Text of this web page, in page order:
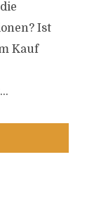
Ist
Kauf